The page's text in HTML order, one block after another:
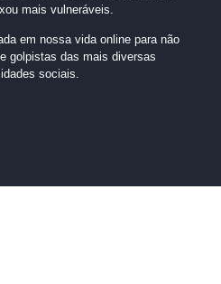
mais vulneráveis.
em nossa vida online para não
golpistas das mais diversas
sociais.